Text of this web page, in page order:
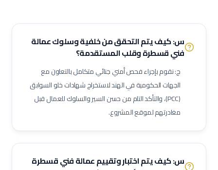
براد أنابيب / فني تركيب أنابيب
فني تركيب دكت (قنوات التكييف)
فني مكيفات
فني تشيلرات / مبردات مركزية
فني أنظمة إدارة مباني (BMS)
فني أنظمة إنذار حريق
فني تركيب رشاشات حريق
فني مضخات حريق
فني تيار خفيف (ELV)
فني تركيب كاميرات مراقبة
فني أنظمة تحكم بالدخول
فني أنظمة نداء عام
فني أجهزة ودقة
مراقب أعمال كهربائية
مراقب أعمال سباكة
مراقب أعمال تكييف
فني تركيب ألواح شمسية
فني مولدات كهربائية
فني لوحات توزيع كهربائية
فني توصيل كابلات فني إضاءة
س: كيف يتم التحقق من خلفية وسلوك عمالة
فني قسطرة وقلب المستقدمة؟
ج: نقوم بإجراء فحص أمني جنائي متكامل بالتعاون مع
الجهات الحكومية في الهند لاستخراج شهادات خلو السوابق
(PCC)، والتأكد التام من حسن السير والسلوك للعمال قبل
مغادرتهم لموقع المشروع.
س: كيف يتم اختبار وتقييم عمالةفني قسطرة